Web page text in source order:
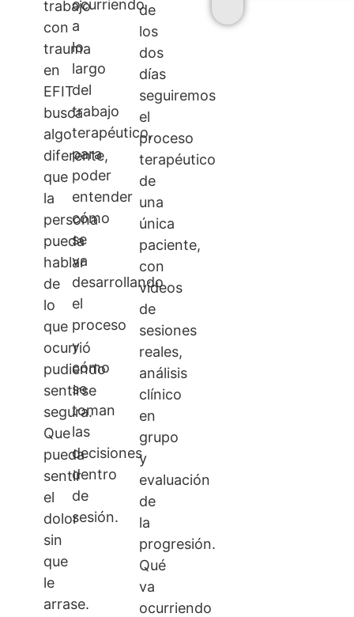
trabajo
con
trauma
en
EFIT
busca
algo
diferente,
que
la
persona
pueda
hablar
de
lo
que
ocurrió
pudiendo
sentirse
segura.
Que
pueda
sentir
el
dolor
sin
que
le
arrase.
ocurriendo
a
lo
largo
del
trabajo
terapéutico,
para
poder
entender
cómo
se
va
desarrollando
el
proceso
y
cómo
se
toman
las
decisiones
dentro
de
sesión.
de
los
dos
días
seguiremos
el
proceso
terapéutico
de
una
única
paciente,
con
vídeos
de
sesiones
reales,
análisis
clínico
en
grupo
y
evaluación
de
la
progresión.
Qué
va
ocurriendo